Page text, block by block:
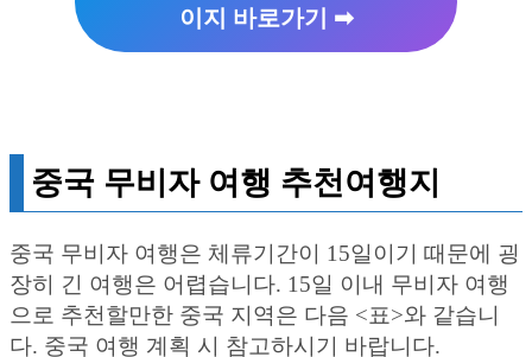
이지 바로가기 ➡︎
중국 무비자 여행 추천여행지
중국 무비자 여행은 체류기간이 15일이기 때문에 굉
장히 긴 여행은 어렵습니다. 15일 이내 무비자 여행
으로 추천할만한 중국 지역은 다음 <표>와 같습니
다. 중국 여행 계획 시 참고하시기 바랍니다.